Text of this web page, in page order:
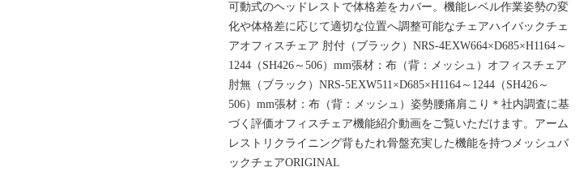
可動式のヘッドレストで体格差をカバー。機能レベル作業姿勢の変
化や体格差に応じて適切な位置へ調整可能なチェアハイバックチェ
アオフィスチェア 肘付（ブラック）NRS-4EXW664×D685×H1164～
1244（SH426～506）mm張材：布（背：メッシュ）オフィスチェア
肘無（ブラック）NRS-5EXW511×D685×H1164～1244（SH426～
506）mm張材：布（背：メッシュ）姿勢腰痛肩こり＊社内調査に基
づく評価オフィスチェア機能紹介動画をご覧いただけます。アーム
レストリクライニング背もたれ骨盤充実した機能を持つメッシュバ
ックチェアORIGINAL